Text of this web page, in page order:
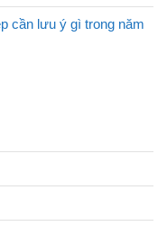
cần lưu ý gì trong năm